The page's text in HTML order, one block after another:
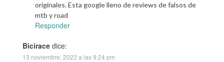
originales. Esta google lleno de reviews de falsos de
mtb y road
Responder
Bicirace dice:
13 noviembre, 2022 a las 9:24 pm